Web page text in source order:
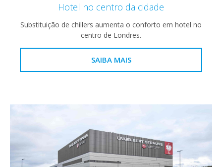
Hotel no centro da cidade
Substituição de chillers aumenta o conforto em hotel no
centro de Londres.
SAIBA MAIS